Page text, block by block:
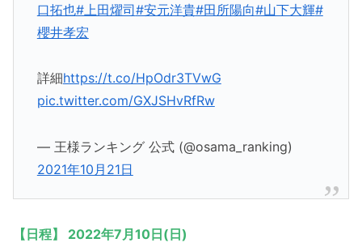
口拓也#上田燿司#安元洋貴#田所陽向#山下大輝#
櫻井孝宏
詳細https://t.co/HpOdr3TVwG
pic.twitter.com/GXJSHvRfRw
— 王様ランキング 公式 (@osama_ranking)
2021年10月21日
【日程】 2022年7月10日(日)